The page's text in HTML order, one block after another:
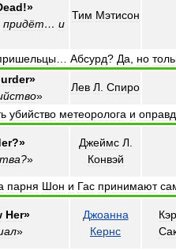
!»
придёт… и
Тим Мэтисон
Абсурд? Да но
»
»
Лев Л Спиро
убийство метеоролога и
?»
?»
Джеймс Л
Конвэй
парня Шон и Гас принимают
Her»
»
Джоанна
Кернс